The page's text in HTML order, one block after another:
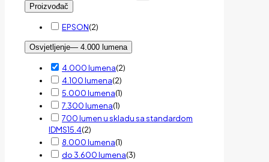
Proizvođač
EPSON(2)
Osvjetljenje— 4.000 lumena
4.000 lumena(2)
4.100 lumena(2)
5.000 lumena(1)
7.300 lumena(1)
700 lumen u skladu sa standardom
IDMS15.4(2)
8.000 lumena(1)
do 3.600 lumena(3)